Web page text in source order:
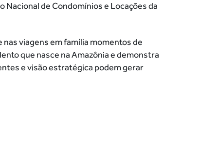
Nacional de Condomínios e Locações da
viagens em família momentos de
que nasce na Amazônia e demonstra
e visão estratégica podem gerar